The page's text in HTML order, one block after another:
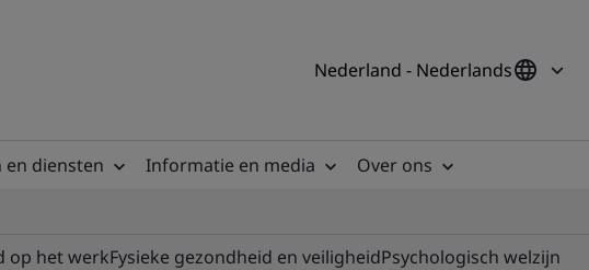
Nederland - Nederlands
en diensten Informatie en media
Over ons
op het werkFysieke gezondheid en veiligheidPsychologisch welzijn